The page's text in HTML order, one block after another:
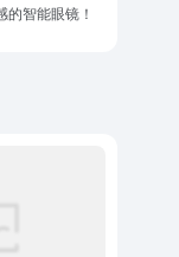
智能眼镜！